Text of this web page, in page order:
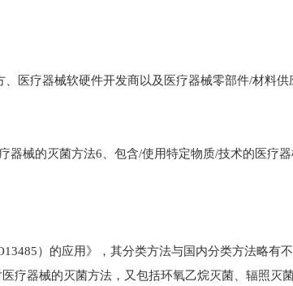
医疗器械软硬件开发商以及医疗器械零部件/材料供
械的灭菌方法6、包含/使用特定物质/技术的医疗
）的应用》，其分类方法与国内分类方法略有不
疗器械的灭菌方法，又包括环氧乙烷灭菌、辐照灭